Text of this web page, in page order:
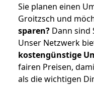
Sie planen einen
Groitzsch und
sparen? Dann sind
Unser Netzwerk
kostengünstige
fairen Preisen,
als die wichtigen